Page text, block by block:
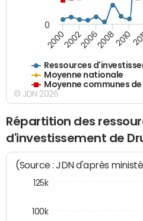
Ressources
Moyenne nationale
Moyenne communes
20002002200620082010
0
© JDN 2026
Répartition des
d'investissement de
(Source : JDN d'après
100k
125k